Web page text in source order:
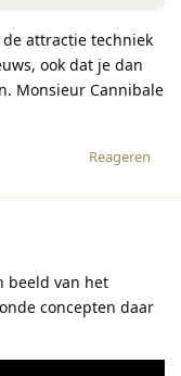
attractie techniek
ook dat je dan
Monsieur Cannibale
Reageren
beeld van het
concepten daar